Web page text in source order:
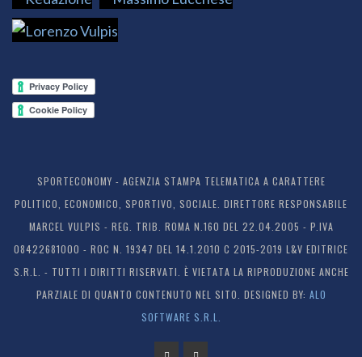
SPORTECONOMY - AGENZIA STAMPA TELEMATICA A CARATTERE
POLITICO, ECONOMICO, SPORTIVO, SOCIALE. DIRETTORE RESPONSABILE
MARCEL VULPIS - REG. TRIB. ROMA N.160 DEL 22.04.2005 - P.IVA
08422681000 - ROC N. 19347 DEL 14.1.2010 C 2015-2019 L&V EDITRICE
S.R.L. - TUTTI I DIRITTI RISERVATI. È VIETATA LA RIPRODUZIONE ANCHE
PARZIALE DI QUANTO CONTENUTO NEL SITO. DESIGNED BY: ALO
SOFTWARE S.R.L.